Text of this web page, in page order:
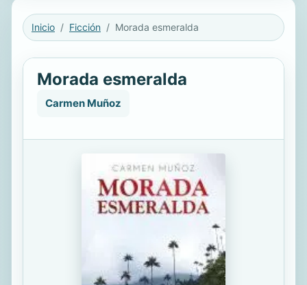
Inicio Ficción Morada esmeralda
Morada esmeralda
Carmen Muñoz